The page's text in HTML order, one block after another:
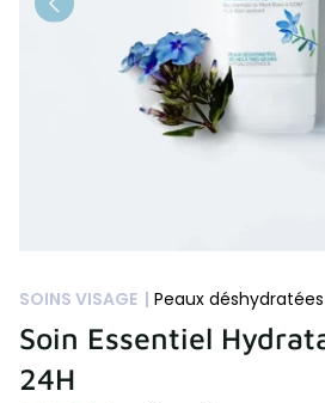
SOINS VISAGE | Peaux déshydratées
Soin Essentiel
24H